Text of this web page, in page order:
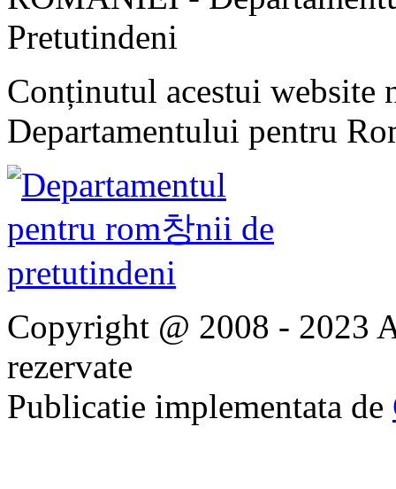
Pretutindeni
Conținutul acestui website
Departamentului pentru
Copyright @ 2008 - 2023
rezervate
Publicatie implementata de